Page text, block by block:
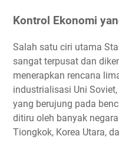
Kontrol Ekonomi
Salah satu ciri utama
sangat terpusat dan
menerapkan rencana
industrialisasi Uni
yang berujung pada
ditiru oleh banyak
Tiongkok, Korea Utara,